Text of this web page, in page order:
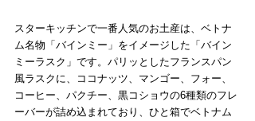
スターキッチンで一番人気のお土産は、ベトナ
ム名物「バインミー」をイメージした「バイン
ミーラスク」です。パリッとしたフランスパン
風ラスクに、ココナッツ、マンゴー、フォー、
コーヒー、パクチー、黒コショウの6種類のフレ
ーバーが詰め込まれており、ひと箱でベトナム